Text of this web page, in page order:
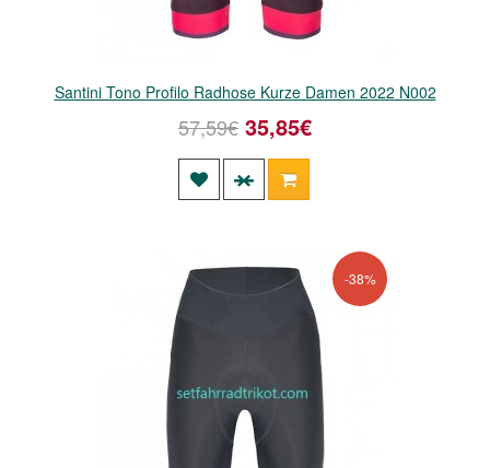
Santini Tono Profilo Radhose Kurze Damen 2022 N002
57,59€ 35,85€
-38%